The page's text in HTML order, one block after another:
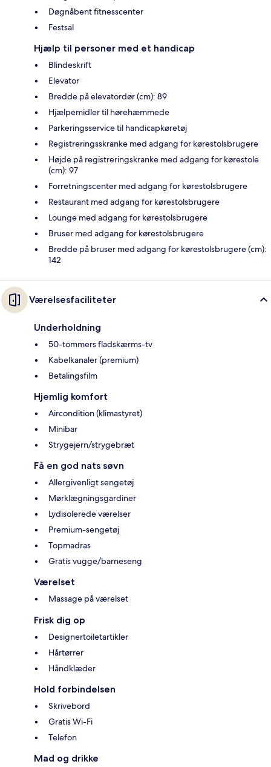
Døgnåbent fitnesscenter
Festsal
Hjælp til personer med et handicap
Blindeskrift
Elevator
Bredde på elevatordør (cm): 89
Hjælpemidler til hørehæmmede
Parkeringsservice til handicapkøretøj
Registreringsskranke med adgang for kørestolsbrugere
Højde på registreringskranke med adgang for kørestole
(cm): 97
Forretningscenter med adgang for kørestolsbrugere
Restaurant med adgang for kørestolsbrugere
Lounge med adgang for kørestolsbrugere
Bruser med adgang for kørestolsbrugere
Bredde på bruser med adgang for kørestolsbrugere (cm):
142
Værelsesfaciliteter
Underholdning
50-tommers fladskærms-tv
Kabelkanaler (premium)
Betalingsfilm
Hjemlig komfort
Aircondition (klimastyret)
Minibar
Strygejern/strygebræt
Få en god nats søvn
Allergivenligt sengetøj
Mørklægningsgardiner
Lydisolerede værelser
Premium-sengetøj
Topmadras
Gratis vugge/barneseng
Værelset
Massage på værelset
Frisk dig op
Designertoiletartikler
Hårtørrer
Håndklæder
Hold forbindelsen
Skrivebord
Gratis Wi-Fi
Telefon
Mad og drikke